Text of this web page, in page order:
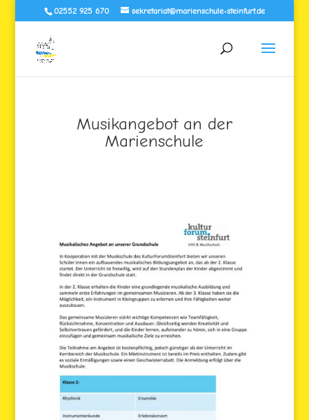
02552 925 670 sekretariat@marienschule-steinfurt.de
Musikangebot an der
Marienschule